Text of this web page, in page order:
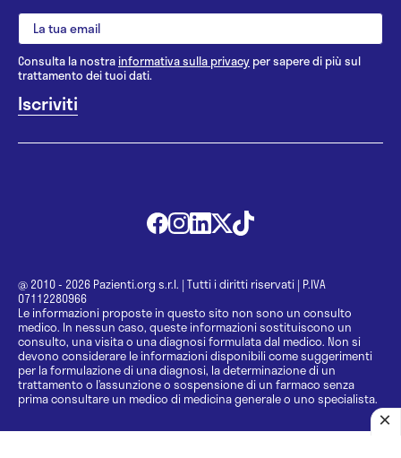
Consulta la nostrainformativa sulla privacy per sapere di più sul
trattamento dei tuoi dati.
@ 2010 - 2026 Pazienti.org s.r.l. | Tutti i diritti riservati | P.IVA
07112280966
Le informazioni proposte in questo sito non sono un consulto
medico. In nessun caso, queste informazioni sostituiscono un
consulto, una visita o una diagnosi formulata dal medico. Non si
devono considerare le informazioni disponibili come suggerimenti
per la formulazione di una diagnosi, la determinazione di un
trattamento o l’assunzione o sospensione di un farmaco senza
prima consultare un medico di medicina generale o uno specialista.